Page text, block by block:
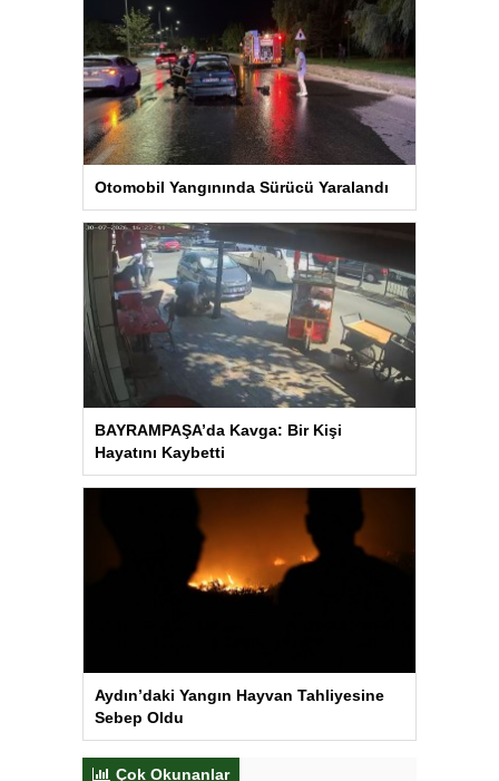
Otomobil Yangınında Sürücü Yaralandı
BAYRAMPAŞA’da Kavga: Bir Kişi
Hayatını Kaybetti
Aydın’daki Yangın Hayvan Tahliyesine
Sebep Oldu
Çok Okunanlar